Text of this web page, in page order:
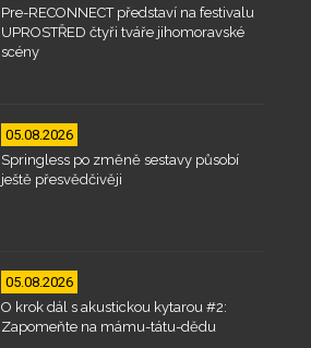
Pre-RECONNECT představí na festivalu
UPROSTŘED čtyři tváře jihomoravské
scény
05.08.2026
Springless po změně sestavy působí
ještě přesvědčivěji
05.08.2026
O krok dál s akustickou kytarou #2:
Zapomeňte na mámu-tátu-dědu